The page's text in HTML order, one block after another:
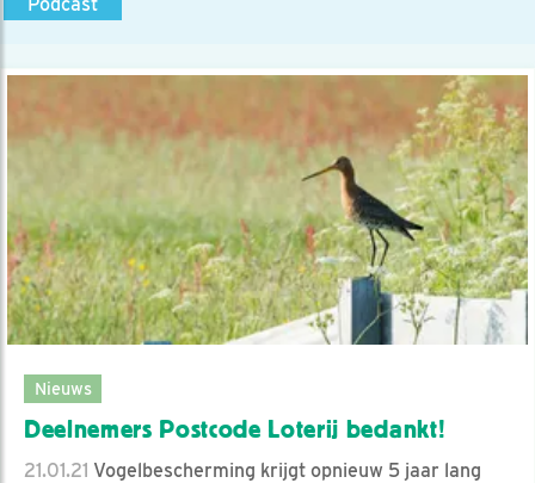
Nieuws
Deelnemers Postcode Loterij bedankt!
21.01.21 Vogelbescherming krijgt opnieuw 5 jaar lang